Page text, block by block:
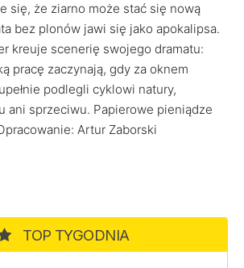
się, że ziarno może stać się nową
bez plonów jawi się jako apokalipsa.
kreuje scenerię swojego dramatu:
pracę zaczynają, gdy za oknem
podlegli cyklowi natury,
ani sprzeciwu. Papierowe pieniądze
Artur Zaborski
TOP TYGODNIA